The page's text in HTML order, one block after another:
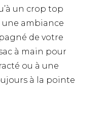
un crop top
une ambiance
de votre
à main pour
ou à une
à la pointe